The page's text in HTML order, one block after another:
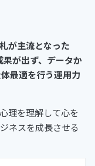
が主流となった
が出ず、データか
最適を行う運用力
理を理解して心を
ネスを成長させる